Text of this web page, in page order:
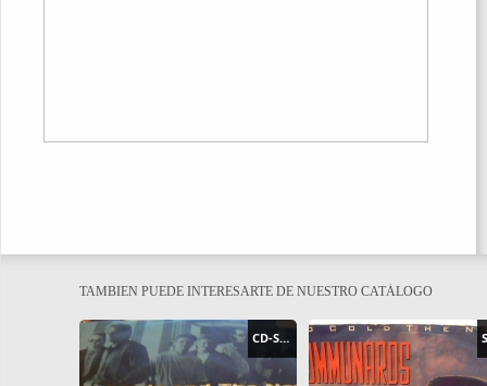
TAMBIEN PUEDE INTERESARTE DE NUESTRO CATÁLOGO
CD-SINGLE